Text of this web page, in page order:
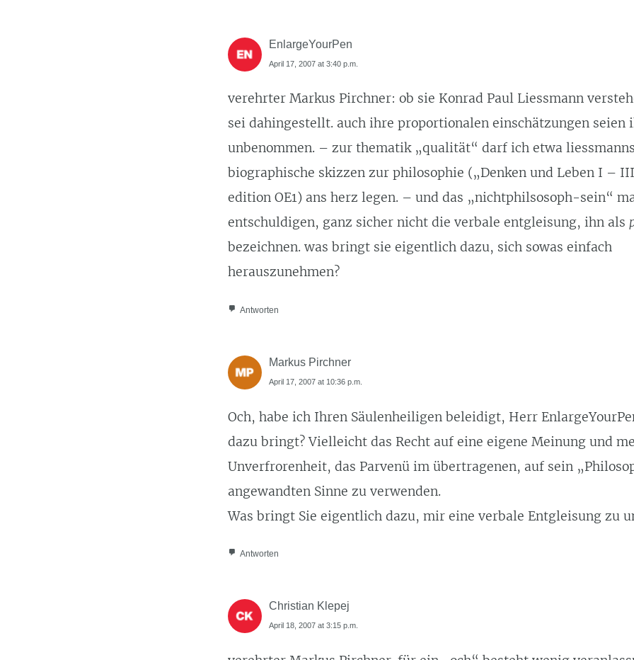
EnlargeYourPen
April 17, 2007 at 3:40 p.m.
verehrter Markus Pirchner: ob sie Konrad Paul Liessmann
sei dahingestellt. auch ihre proportionalen einschätzungen seien
unbenommen. – zur thematik „qualität“ darf ich etwa
biographische skizzen zur philosophie („Denken und Leben I –
edition OE1) ans herz legen. – und das „nichtphilsosoph-sein“
entschuldigen, ganz sicher nicht die verbale entgleisung, ihn als
bezeichnen. was bringt sie eigentlich dazu, sich sowas einfach
herauszunehmen?
Antworten
Markus Pirchner
April 17, 2007 at 10:36 p.m.
Och, habe ich Ihren Säulenheiligen beleidigt, Herr
dazu bringt? Vielleicht das Recht auf eine eigene Meinung und
Unverfrorenheit, das Parvenü im übertragenen, auf sein
angewandten Sinne zu verwenden.
Was bringt Sie eigentlich dazu, mir eine verbale Entgleisung zu
Antworten
Christian Klepej
April 18, 2007 at 3:15 p.m.